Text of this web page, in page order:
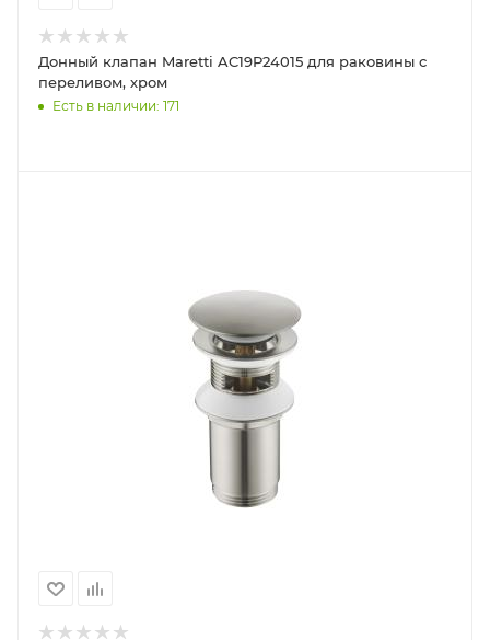
Донный клапан Maretti AC19P24015 для раковины с
переливом, хром
Есть в наличии: 171